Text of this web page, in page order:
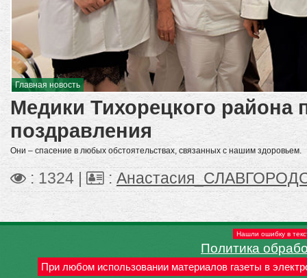
Главная новость
Медики Тихорецкого района
поздравления
Они – спасение в любых обстоятельствах, связанных с нашим здоровьем.
: 1324 | :
Нашли ошибку в
Политика
При любом использовании материалов газеты в